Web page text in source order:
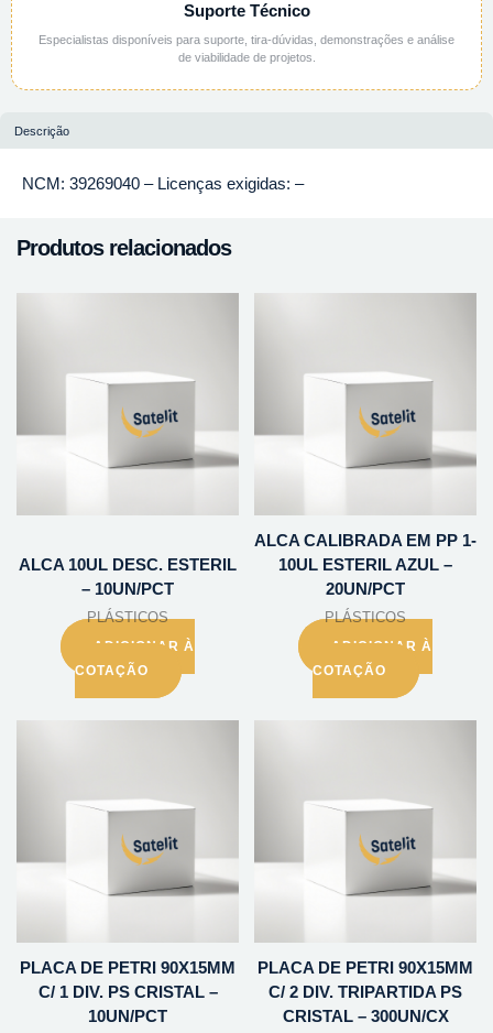
Suporte Técnico
Especialistas disponíveis para suporte, tira-dúvidas, demonstrações e análise
de viabilidade de projetos.
Descrição
NCM: 39269040 – Licenças exigidas: –
Produtos relacionados
ALCA 10UL DESC. ESTERIL
– 10UN/PCT
PLÁSTICOS
ADICIONAR À
COTAÇÃO
ALCA CALIBRADA EM PP 1-
10UL ESTERIL AZUL –
20UN/PCT
PLÁSTICOS
ADICIONAR À
COTAÇÃO
PLACA DE PETRI 90X15MM
C/ 1 DIV. PS CRISTAL –
10UN/PCT
PLACA DE PETRI 90X15MM
C/ 2 DIV. TRIPARTIDA PS
CRISTAL – 300UN/CX